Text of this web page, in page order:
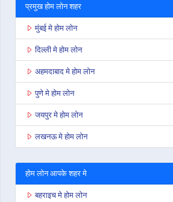
प्रमुख होम लोन शहर
मुंबई मे होम लोन
दिल्ली मे होम लोन
अहमदाबाद मे होम लोन
पुणे मे होम लोन
जयपुर मे होम लोन
लखनऊ मे होम लोन
होम लोन आपके शहर मे
बहराइच मे होम लोन